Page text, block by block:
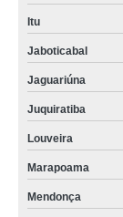
Itu
Jaboticabal
Jaguariúna
Juquiratiba
Louveira
Marapoama
Mendonça